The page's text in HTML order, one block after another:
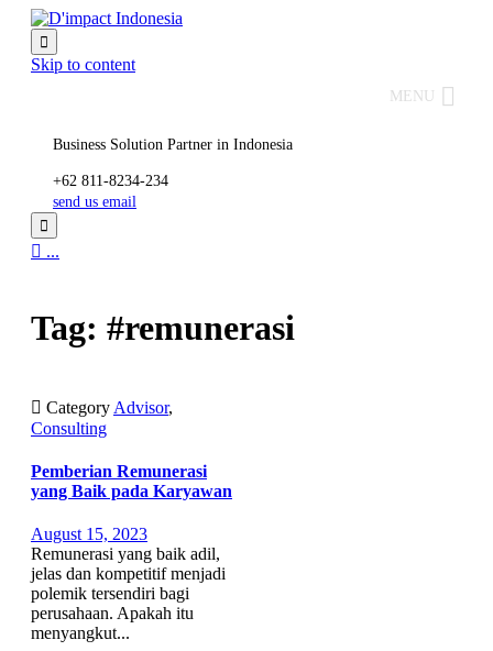

Skip to content
MENU
Business Solution Partner in Indonesia
+62 811-8234-234
send us email

 ...
Tag: #remunerasi
 Category Advisor,
Consulting
Pemberian Remunerasi
yang Baik pada Karyawan
August 15, 2023
Remunerasi yang baik adil,
jelas dan kompetitif menjadi
polemik tersendiri bagi
perusahaan. Apakah itu
menyangkut...